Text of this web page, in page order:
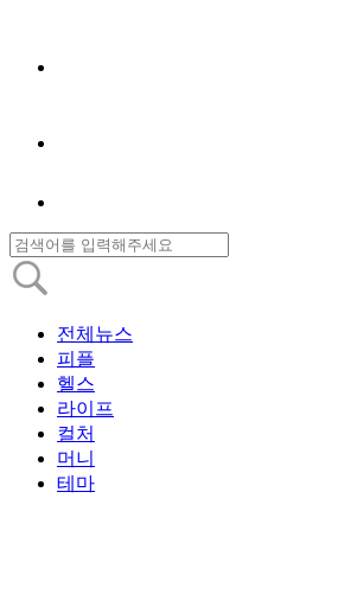
전체뉴스
피플
헬스
라이프
컬처
머니
테마